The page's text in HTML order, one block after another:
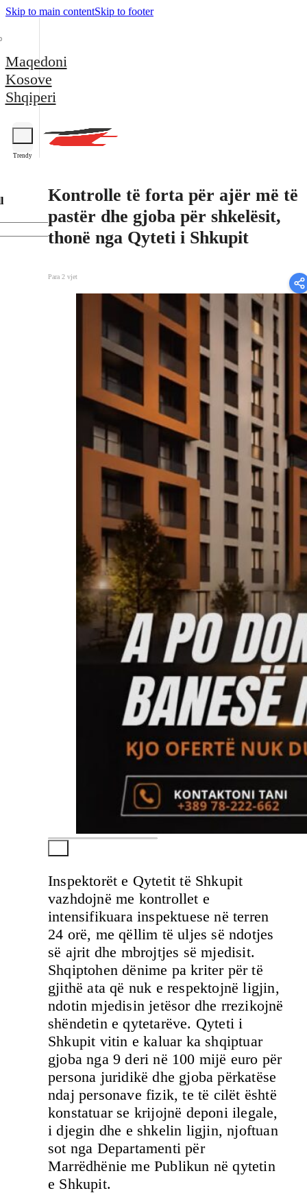
Skip to main contentSkip to footer
Maqedoni
Kosove
Shqiperi
Trendy
Kontrolle të forta për ajër më të
pastër dhe gjoba për shkelësit,
thonë nga Qyteti i Shkupit
Para 2 vjet
Inspektorët e Qytetit të Shkupit
vazhdojnë me kontrollet e
intensifikuara inspektuese në terren
24 orë, me qëllim të uljes së ndotjes
së ajrit dhe mbrojtjes së mjedisit.
Shqiptohen dënime pa kriter për të
gjithë ata që nuk e respektojnë ligjin,
ndotin mjedisin jetësor dhe rrezikojnë
shëndetin e qytetarëve. Qyteti i
Shkupit vitin e kaluar ka shqiptuar
gjoba nga 9 deri në 100 mijë euro për
persona juridikë dhe gjoba përkatëse
ndaj personave fizik, te të cilët është
konstatuar se krijojnë deponi ilegale,
i djegin dhe e shkelin ligjin, njoftuan
sot nga Departamenti për
Marrëdhënie me Publikun në qytetin
e Shkupit.